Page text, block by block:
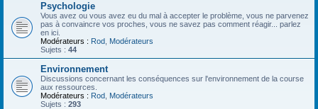
Psychologie
Vous avez ou vous avez eu du mal à accepter le problème, vous ne parvenez
pas à convaincre vos proches, vous ne savez pas comment réagir... parlez
en ici.
Modérateurs : Rod Modérateurs
Sujets : 44
Environnement
Discussions concernant les conséquences sur l'environnement de la course
aux ressources.
Modérateurs : Rod Modérateurs
Sujets : 293